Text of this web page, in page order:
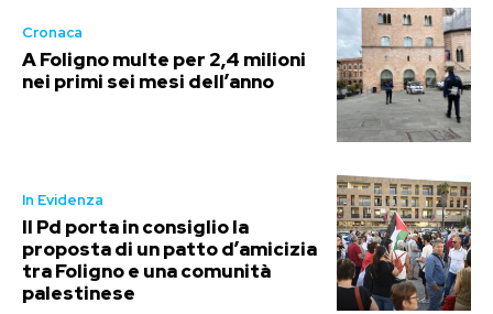
Cronaca
A Foligno multe per 2,4 milioni
nei primi sei mesi dell’anno
In Evidenza
Il Pd porta in consiglio la
proposta di un patto d’amicizia
tra Foligno e una comunità
palestinese